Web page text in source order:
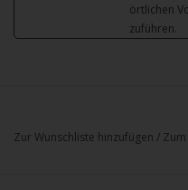
örtlichen
zuführen.
Zur Wunschliste hinzufügen /